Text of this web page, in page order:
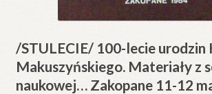
/STULECIE/ 100-lecie urodzin
Makuszyńskiego. Materiały z
naukowej… Zakopane 11-12